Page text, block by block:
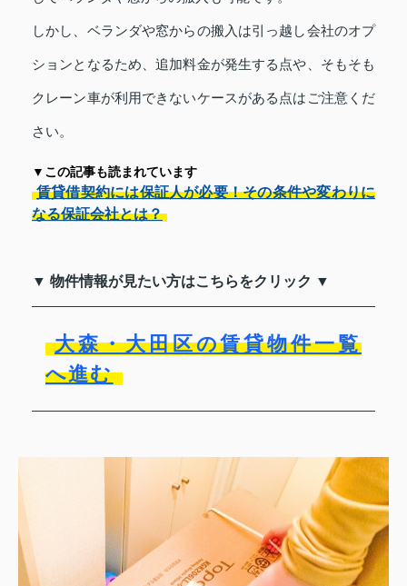
しかし、ベランダや窓からの搬入は引っ越し会社のオプ
ションとなるため、追加料金が発生する点や、そもそも
クレーン車が利用できないケースがある点はご注意くだ
さい。
▼この記事も読まれています
賃貸借契約には保証人が必要！その条件や変わりに
なる保証会社とは？
▼ 物件情報が見たい方はこちらをクリック ▼
大森・大田区の賃貸物件一覧
へ進む